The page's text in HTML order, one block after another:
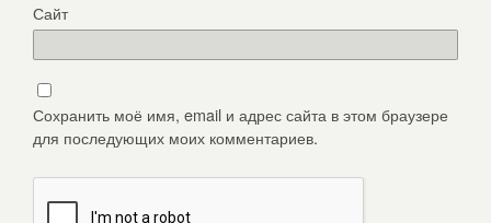
Сайт
Сохранить моё имя, email и адрес сайта в этом браузере
для последующих моих комментариев.